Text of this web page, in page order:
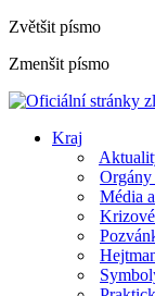
Zvětšit písmo
Zmenšit písmo
Kraj
Orgány
Média